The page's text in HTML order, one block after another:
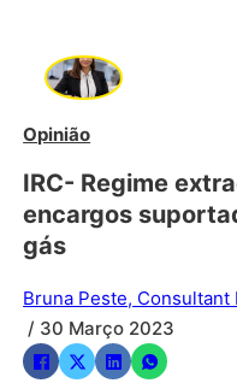
Opinião
IRC- Regime
encargos
gás
Bruna Peste, Consultant
/ 30 Março 2023